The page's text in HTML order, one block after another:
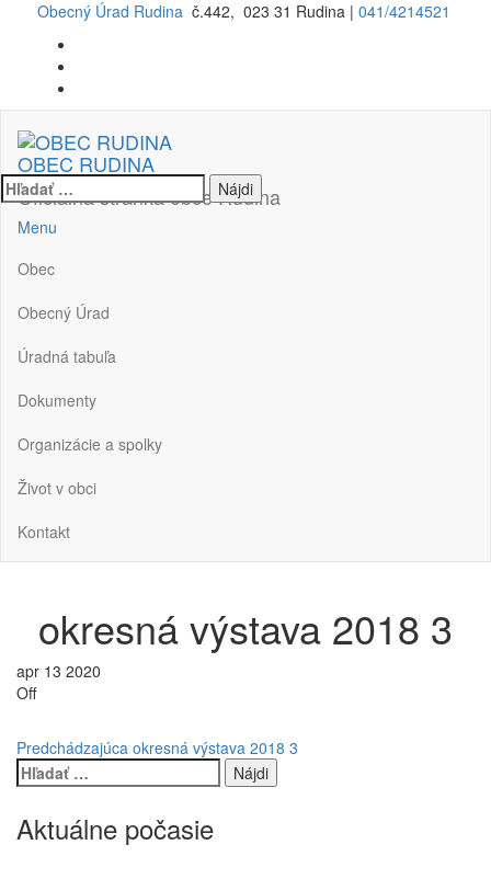
PreskočiťObecný Úrad Rudina č.442, 023 31 Rudina | 041/4214521
OBEC RUDINA
Oficiálna stránka obce Rudina
Hľadať:
Menu
Obec
Obecný Úrad
Úradná tabuľa
Dokumenty
Organizácie a spolky
Život v obci
Kontakt
okresná výstava 2018 3
apr 13 2020
Off
Navigácia
v
článku
Predchádzajúci
príspevok
Predchádzajúca okresná výstava 2018 3
Hľadať:
Aktuálne počasie